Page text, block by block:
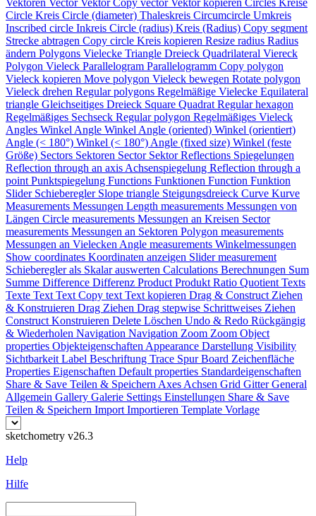
Vektoren VectorVektorCopy vectorVektor kopieren Circles Kreise
Circle Kreis Circle (diameter) Thaleskreis Circumcircle Umkreis
Inscribed circle Inkreis Circle (radius) Kreis (Radius) Copy segment
Strecke abtragen Copy circle Kreis kopieren Resize radius Radius
ändern Polygons Vielecke Triangle Dreieck Quadrilateral Viereck
Polygon Vieleck Parallelogram Parallelogramm Copy polygon
Vieleck kopieren Move polygon Vieleck bewegen Rotate polygon
Vieleck drehen Regular polygons Regelmäßige Vielecke Equilateral
triangle Gleichseitiges Dreieck Square Quadrat Regular hexagon
Regelmäßiges Sechseck Regular polygon Regelmäßiges Vieleck
Angles Winkel Angle Winkel Angle (oriented) Winkel (orientiert)
Angle (< 180°) Winkel (< 180°) Angle (fixed size) Winkel (feste
Größe) Sectors Sektoren Sector SektorReflections Spiegelungen
Reflection through an axis Achsenspiegelung Reflection through a
point Punktspiegelung Functions Funktionen Function Funktion
Slider Schieberegler Slope triangle Steigungsdreieck Curve Kurve
Measurements Messungen Length measurements Messungen von
Längen Circle measurements Messungen an Kreisen Sector
measurements Messungen an Sektoren Polygon measurements
Messungen an Vielecken Angle measurements Winkelmessungen
Show coordinates Koordinaten anzeigen Slider measurement
Schieberegler als Skalar auswerten Calculations Berechnungen Sum
Summe Difference Differenz Product Produkt Ratio Quotient Texts
Texte Text Text Copy text Text kopieren Drag & Construct Ziehen
& Konstruieren Drag Ziehen Drag stepwise Schrittweises Ziehen
Construct Konstruieren Delete Löschen Undo & Redo Rückgängig
& Wiederholen Navigation Navigation Zoom Zoom Object
properties Objekteigenschaften Appearance Darstellung Visibility
Sichtbarkeit Label Beschriftung Trace SpurBoard Zeichenfläche
Properties Eigenschaften Default properties Standardeigenschaften
Share & Save Teilen & Speichern Axes Achsen Grid GitterGeneral
Allgemein Gallery Galerie Settings Einstellungen Share & Save
Teilen & Speichern Import Importieren Template Vorlage
sketchometry v26.3
Help
Hilfe